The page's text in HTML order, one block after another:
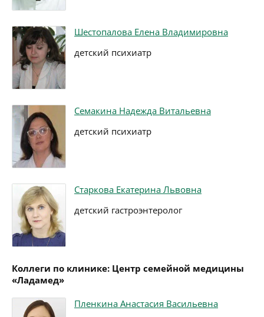
Шестопалова Елена Владимировна
детский психиатр
Семакина Надежда Витальевна
детский психиатр
Старкова Екатерина Львовна
детский гастроэнтеролог
Коллеги по клинике: Центр семейной медицины
«Ладамед»
Пленкина Анастасия Васильевна